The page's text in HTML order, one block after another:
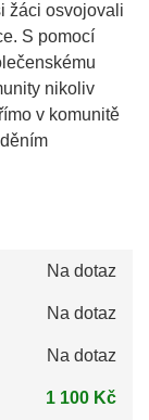
žáci osvojovali
S pomocí
nikoliv
v komunitě
Na dotaz
Na dotaz
Na dotaz
1 100 Kč